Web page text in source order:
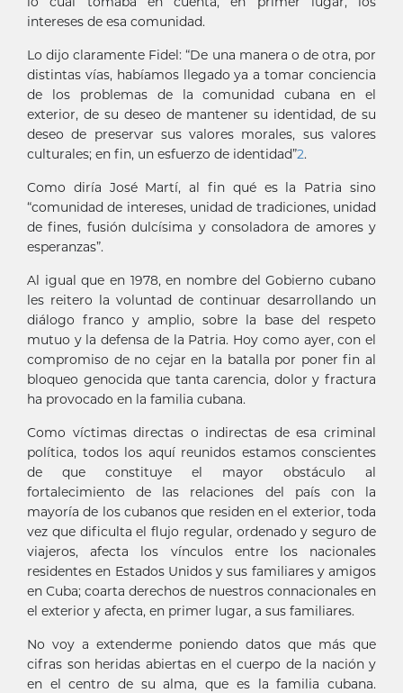
intereses de esa comunidad.
Lo dijo claramente Fidel: “De una manera o de otra, por
distintas vías, habíamos llegado ya a tomar conciencia
de los problemas de la comunidad cubana en el
exterior, de su deseo de mantener su identidad, de su
deseo de preservar sus valores morales, sus valores
culturales; en fin, un esfuerzo de identidad”2.
Como diría José Martí, al fin qué es la Patria sino
“comunidad de intereses, unidad de tradiciones, unidad
de fines, fusión dulcísima y consoladora de amores y
esperanzas”.
Al igual que en 1978, en nombre del Gobierno cubano
les reitero la voluntad de continuar desarrollando un
diálogo franco y amplio, sobre la base del respeto
mutuo y la defensa de la Patria. Hoy como ayer, con el
compromiso de no cejar en la batalla por poner fin al
bloqueo genocida que tanta carencia, dolor y fractura
ha provocado en la familia cubana.
Como víctimas directas o indirectas de esa criminal
política, todos los aquí reunidos estamos conscientes
de que constituye el mayor obstáculo al
fortalecimiento de las relaciones del país con la
mayoría de los cubanos que residen en el exterior, toda
vez que dificulta el flujo regular, ordenado y seguro de
viajeros, afecta los vínculos entre los nacionales
residentes en Estados Unidos y sus familiares y amigos
en Cuba; coarta derechos de nuestros connacionales en
el exterior y afecta, en primer lugar, a sus familiares.
No voy a extenderme poniendo datos que más que
cifras son heridas abiertas en el cuerpo de la nación y
en el centro de su alma, que es la familia cubana.